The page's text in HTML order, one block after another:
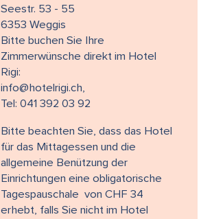
Seestr. 53 - 55
6353 Weggis
Bitte buchen Sie Ihre
Zimmerwünsche direkt im Hotel
Rigi:
info@hotelrigi.ch,
Tel: 041 392 03 92
Bitte beachten Sie, dass das Hotel
für das Mittagessen und die
allgemeine Benützung der
Einrichtungen eine obligatorische
Tagespauschale von CHF 34
erhebt, falls Sie nicht im Hotel